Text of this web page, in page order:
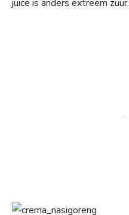
juice is anders extreem zuur.